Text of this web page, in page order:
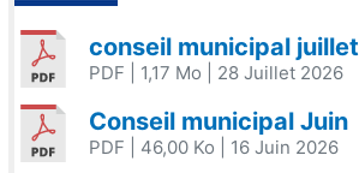
conseil municipal juillet
PDF | 1,17 Mo | 28 Juillet 2026
Conseil municipal Juin
PDF | 46,00 Ko | 16 Juin 2026